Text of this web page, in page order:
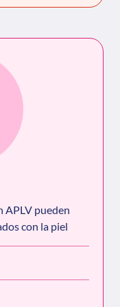
APLV pueden
con la piel